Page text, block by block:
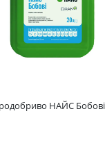
НАЙС